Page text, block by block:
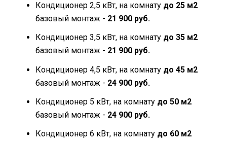
Кондиционер 2,5 кВт, на комнату до 25 м2
базовый монтаж - 21 900 руб.
Кондиционер 3,5 кВт, на комнату до 35 м2
базовый монтаж - 21 900 руб.
Кондиционер 4,5 кВт, на комнату до 45 м2
базовый монтаж - 24 900 руб.
Кондиционер 5 кВт, на комнату до 50 м2
базовый монтаж - 24 900 руб.
Кондиционер 6 кВт, на комнату до 60 м2